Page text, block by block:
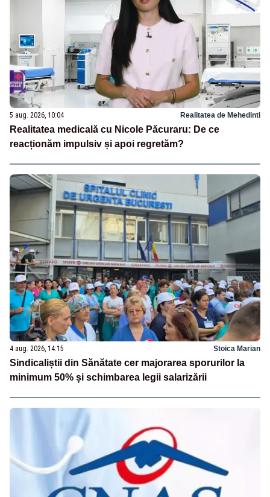
5 aug. 2026, 10:04 Realitatea de Mehedinti
Realitatea medicală cu Nicole Păcuraru: De ce
reacționăm impulsiv și apoi regretăm?
4 aug. 2026, 14:15 Stoica Marian
Sindicaliștii din Sănătate cer majorarea sporurilor la
minimum 50% și schimbarea legii salarizării